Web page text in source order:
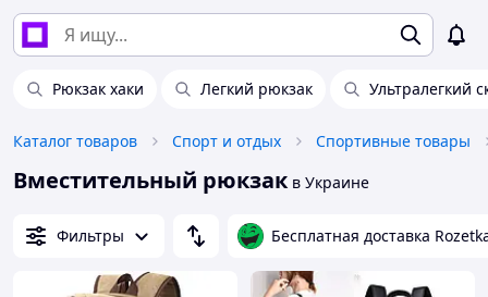
Рюкзак хаки Легкий рюкзак Ультралегкий
Каталог товаров Спорт и отдых Спортивные товары
Вместительный рюкзак в Украине
Фильтры Бесплатная доставка